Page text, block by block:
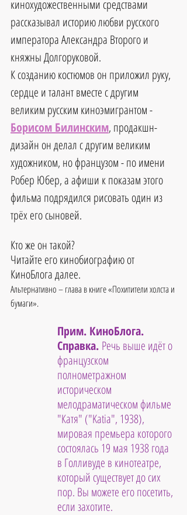
кинохудожественными средствами
рассказывал историю любви русского
императора Александра Второго и
княжны Долгоруковой.
К созданию костюмов он приложил руку,
сердце и талант вместе с другим
великим русским киноэмигрантом -
Борисом Билинским, продакшн-
дизайн он делал с другим великим
художником, но французом - по имени
Робер Юбер, а афиши к показам этого
фильма подрядился рисовать один из
трёх его сыновей.
Кто же он такой?
Читайте его кинобиографию от
КиноБлога далее.
Альтернативно – глава в книге «Похитители холста и
бумаги».
Прим. КиноБлога.
Справка. Речь выше идёт о
французском
полнометражном
историческом
мелодраматическом фильме
"Катя" ("Katia", 1938),
мировая премьера которого
состоялась 19 мая 1938 года
в Голливуде в кинотеатре,
который существует до сих
пор. Вы можете его посетить,
если захотите.